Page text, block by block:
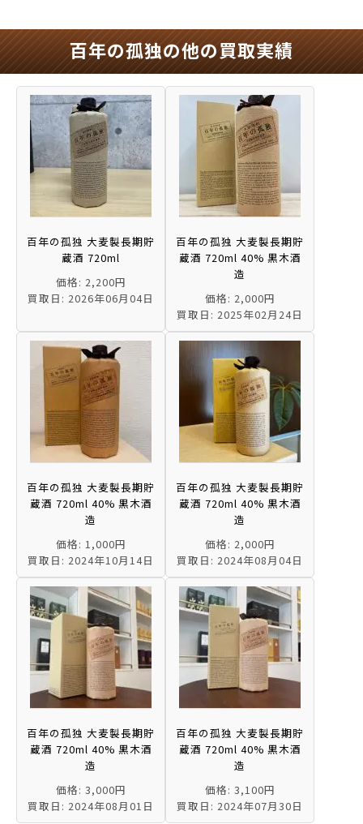
百年の孤独の他の買取実績
百年の孤独 大麦製長期貯
蔵酒 720ml
価格: 2,200円
買取日: 2026年06月04日
百年の孤独 大麦製長期貯
蔵酒 720ml 40% 黒木酒
造
価格: 2,000円
買取日: 2025年02月24日
百年の孤独 大麦製長期貯
蔵酒 720ml 40% 黒木酒
造
価格: 1,000円
買取日: 2024年10月14日
百年の孤独 大麦製長期貯
蔵酒 720ml 40% 黒木酒
造
価格: 2,000円
買取日: 2024年08月04日
百年の孤独 大麦製長期貯
蔵酒 720ml 40% 黒木酒
造
価格: 3,000円
買取日: 2024年08月01日
百年の孤独 大麦製長期貯
蔵酒 720ml 40% 黒木酒
造
価格: 3,100円
買取日: 2024年07月30日